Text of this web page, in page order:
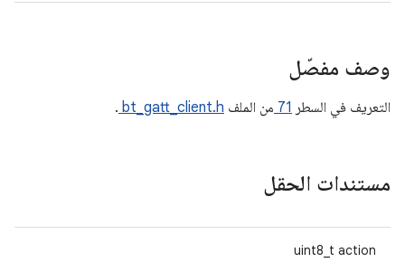
وصف مفصّل
التعريف في السطر 71 من الملف bt_gatt_client.h
.
مستندات الحقل
uint8_t action